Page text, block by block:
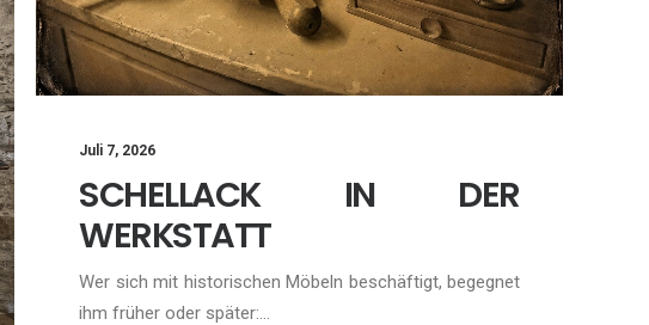
Juli 7, 2026
SCHELLACK IN DER
WERKSTATT
Wer sich mit historischen Möbeln beschäftigt, begegnet
ihm früher oder später:…